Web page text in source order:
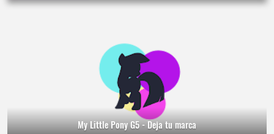
My Little Pony G5 - Deja tu marca